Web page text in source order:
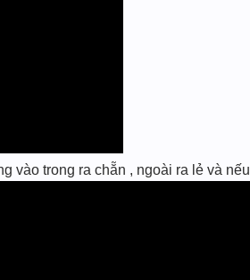
vào trong ra chẵn , ngoài ra lẻ và